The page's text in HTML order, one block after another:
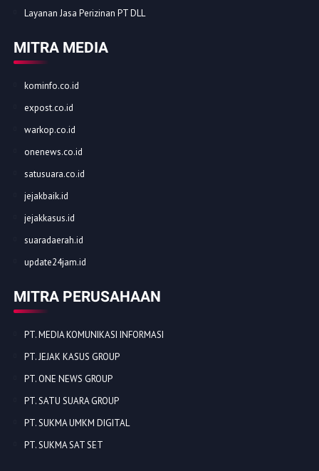
Layanan Jasa Perizinan PT DLL
MITRA MEDIA
kominfo.co.id
expost.co.id
warkop.co.id
onenews.co.id
satusuara.co.id
jejakbaik.id
jejakkasus.id
suaradaerah.id
update24jam.id
MITRA PERUSAHAAN
PT. MEDIA KOMUNIKASI INFORMASI
PT. JEJAK KASUS GROUP
PT. ONE NEWS GROUP
PT. SATU SUARA GROUP
PT. SUKMA UMKM DIGITAL
PT. SUKMA SAT SET